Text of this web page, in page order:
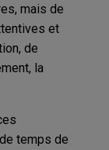
mais de
et
de
la
temps de